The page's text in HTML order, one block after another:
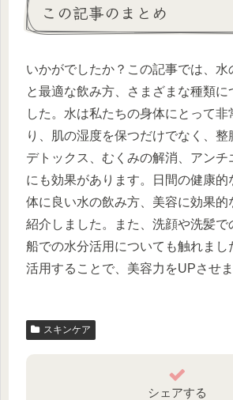
この記事のまとめ
いかがでしたか？この記事では、水
と最適な飲み方、さまざまな種類に
した。水は私たちの身体にとって非
り、肌の湿度を保つだけでなく、
デトックス、むくみの解消、アンチ
にも効果があります。日間の健康的
体に良い水の飲み方、美容に効果的
紹介しました。また、洗顔や洗髪で
船での水分活用についても触れまし
活用することで、美容力をUPさせま
スキンケア
シェアする